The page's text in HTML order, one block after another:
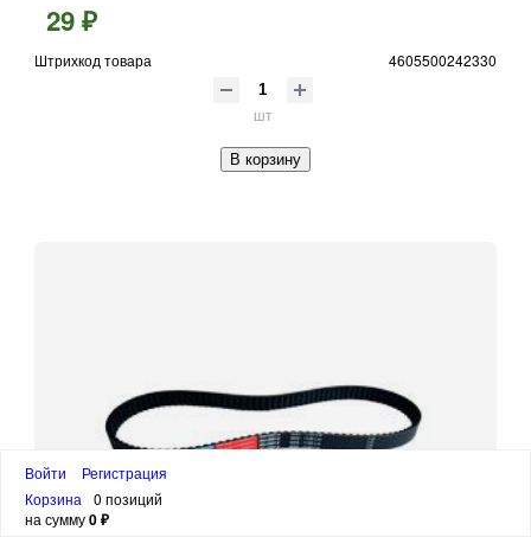
29 ₽
Штрихкод товара 4605500242330
шт
В корзину
Войти
Регистрация
Корзина
0 позиций
на сумму0 ₽